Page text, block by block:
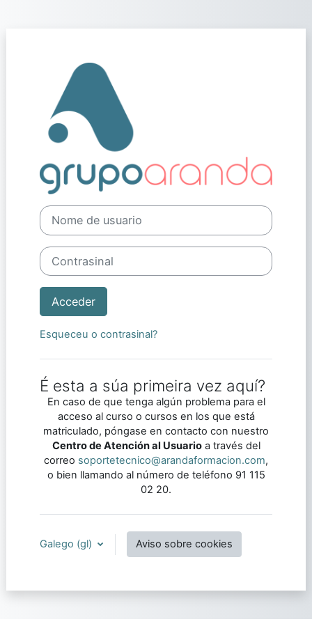
Nome de usuario
Contrasinal
Acceder
Esqueceu o contrasinal?
É esta a súa primeira vez aquí?
En caso de que tenga algún problema para el
acceso al curso o cursos en los que está
matriculado, póngase en contacto con nuestro
Centro de Atención al Usuarioa través del
correo soportetecnico@arandaformacion.com,
o bien llamando al número de teléfono 91 115
02 20.
Galego ‎(gl)‎ Aviso sobre cookies